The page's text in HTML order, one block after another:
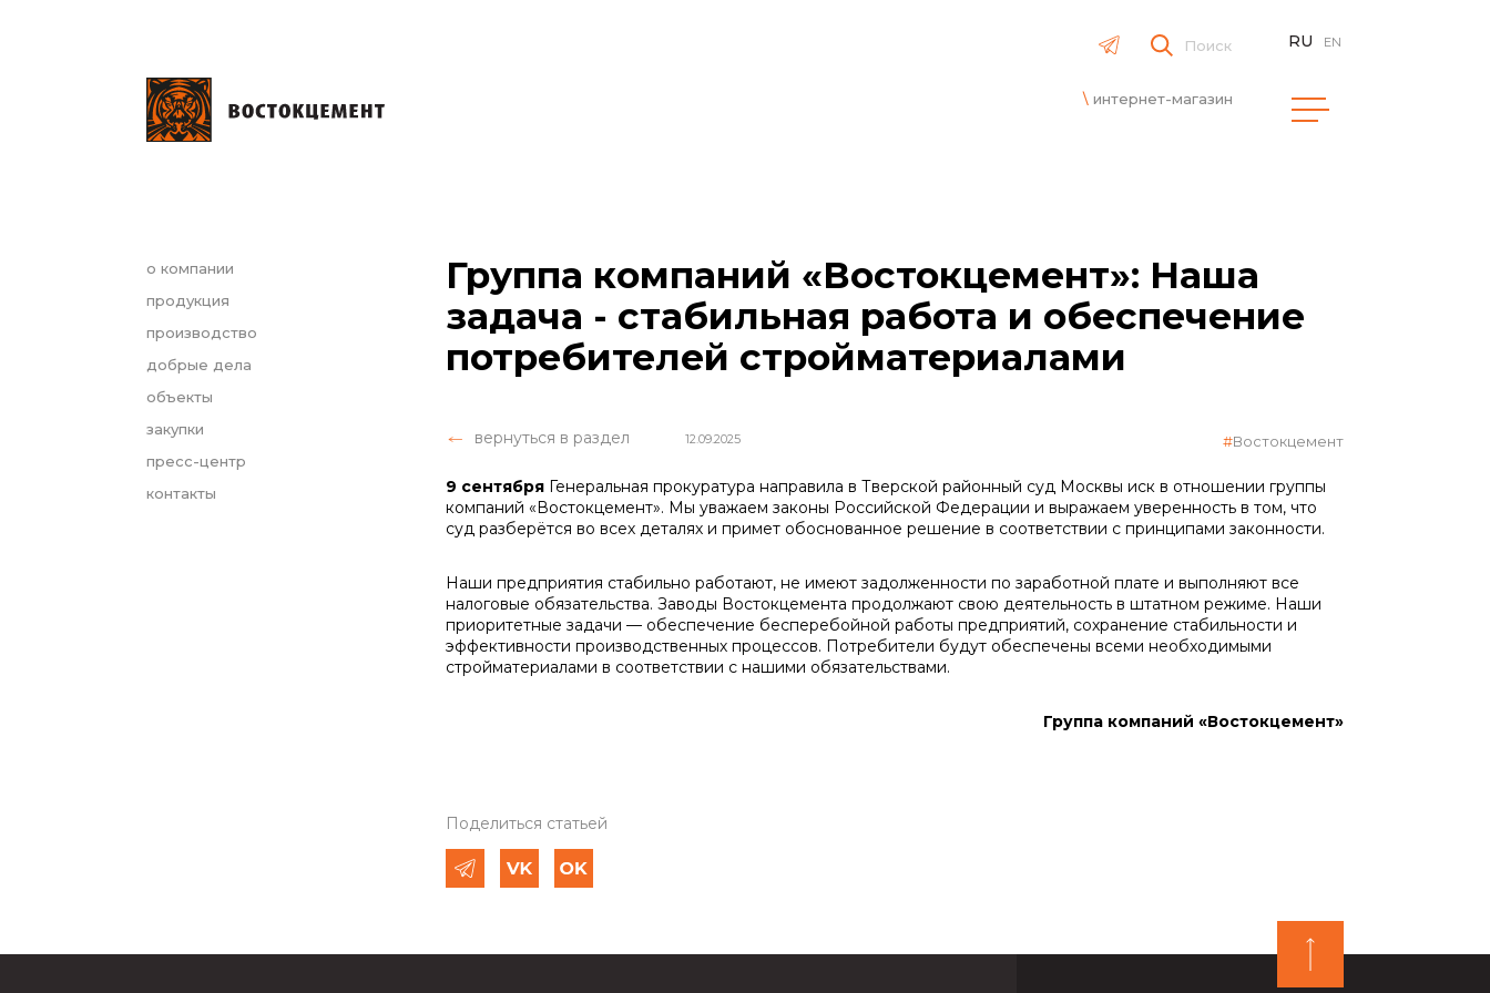
Поиск
интернет-магазин
RU EN
о компании
продукция
производство
добрые дела
объекты
закупки
пресс-центр
контакты
Группа компаний «Востокцемент»: Наша
задача - стабильная работа и обеспечение
потребителей стройматериалами
вернуться в раздел 12.09.2025 Востокцемент
9 сентября Генеральная прокуратура направила в Тверской районный суд Москвы иск в отношении группы
компаний «Востокцемент». Мы уважаем законы Российской Федерации и выражаем уверенность в том, что
суд разберётся во всех деталях и примет обоснованное решение в соответствии с принципами законности.
Наши предприятия стабильно работают, не имеют задолженности по заработной плате и выполняют все
налоговые обязательства. Заводы Востокцемента продолжают свою деятельность в штатном режиме. Наши
приоритетные задачи — обеспечение бесперебойной работы предприятий, сохранение стабильности и
эффективности производственных процессов. Потребители будут обеспечены всеми необходимыми
стройматериалами в соответствии с нашими обязательствами.
Группа компаний «Востокцемент»
Поделиться статьей